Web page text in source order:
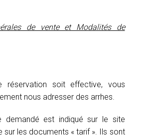
de vente et Modalités de
réservation soit effective, vous
nous adresser des arrhes.
demandé est indiqué sur le site
sur les documents « tarif ». Ils sont